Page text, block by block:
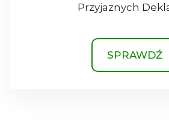
Przyjaznych
SPRAWDŹ